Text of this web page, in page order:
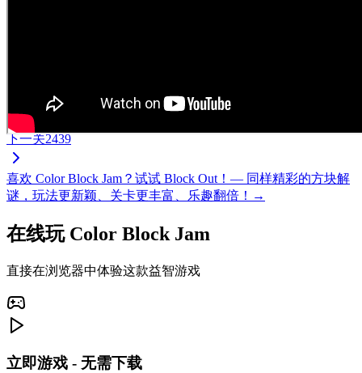
下一关2439
喜欢 Color Block Jam？试试 Block Out！— 同样精彩的方块解
谜，玩法更新颖、关卡更丰富、乐趣翻倍！→
在线玩 Color Block Jam
直接在浏览器中体验这款益智游戏
立即游戏 - 无需下载